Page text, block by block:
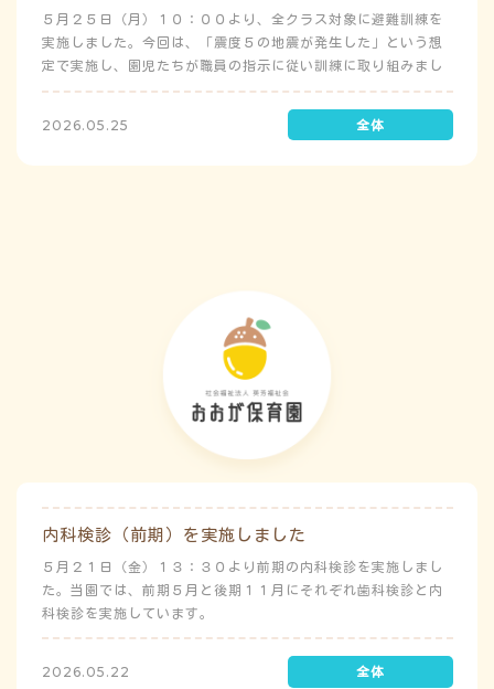
５月２５日（月）１０：００より、全クラス対象に避難訓練を
実施しました。今回は、「震度５の地震が発生した」という想
定で実施し、園児たちが職員の指示に従い訓練に取り組みまし
た。前庭（駐車場）に全体集合をして人数確認をした後、各ク
ラスに戻り、主担任が防災関係の講話をしました。 ※当園は、
地震発生時は敷地内に避難することを想定（敷地面積が広いた
2026.05.25
内科検診（前期）を実施しました
５月２１日（金）１３：３０より前期の内科検診を実施しまし
た。当園では、前期５月と後期１１月にそれぞれ歯科検診と内
科検診を実施しています。
2026.05.22